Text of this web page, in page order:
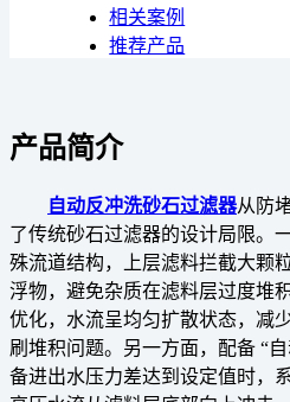
相关案例
推荐产品
产品简介
自动反冲洗砂石过滤器从防
了传统砂石过滤器的设计局限。
殊流道结构，上层滤料拦截大颗
浮物，避免杂质在滤料层过度堆
优化，水流呈均匀扩散状态，减
刷堆积问题。另一方面，配备 “
备进出水压力差达到设定值时，